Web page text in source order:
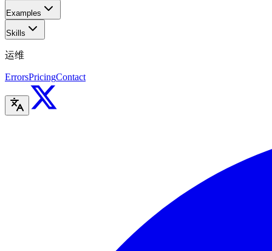
Examples
Skills
运维
ErrorsPricingContact